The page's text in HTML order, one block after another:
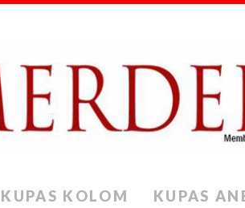
KUPAS KOLOM KUPAS